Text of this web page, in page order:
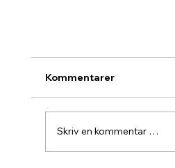
Kommentarer
Skriv en kommentar …